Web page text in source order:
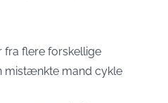
fra flere forskellige
mistænkte mand cykle